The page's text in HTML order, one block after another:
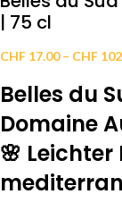
| 75 cl
CHF 17.00 – CHF
Belles du
Domaine
🌸 Leichter